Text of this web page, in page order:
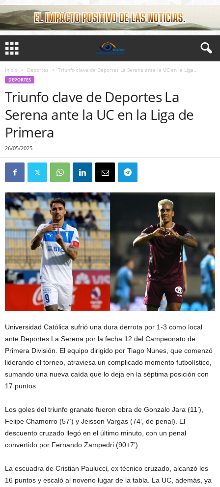
Inicio Deportes Triunfo clave de Deportes La Serena ante la UC en la Liga...
DEPORTES
Triunfo clave de Deportes La
Serena ante la UC en la Liga de
Primera
26/05/2025
Universidad Católica sufrió una dura derrota por 1-3 como local
ante Deportes La Serena por la fecha 12 del Campeonato de
Primera División. El equipo dirigido por Tiago Nunes, que comenzó
liderando el torneo, atraviesa un complicado momento futbolístico,
sumando una nueva caída que lo deja en la séptima posición con
17 puntos.
Los goles del triunfo granate fueron obra de Gonzalo Jara (11’),
Felipe Chamorro (57’) y Jeisson Vargas (74’, de penal). El
descuento cruzado llegó en el último minuto, con un penal
convertido por Fernando Zampedri (90+7’).
La escuadra de Cristian Paulucci, ex técnico cruzado, alcanzó los
16 puntos y escaló al noveno lugar de la tabla. La UC, además, ya